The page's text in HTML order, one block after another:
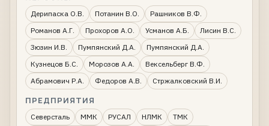
Дерипаска О.В. Потанин В.О.
Рашников В.Ф.
Романов А.Г.
Прохоров А.О. Усманов А.Б.
Лисин В.С.
Зюзин И.В.
Пумпянский Д.А.
Пумпянский Д.А.
Кузнецов Б.С.
Морозов А.А.
Вексельберг В.Ф.
Абрамович Р.А.
Федоров А.В. Стржалковский В.И.
ПРЕДПРИЯТИЯ
Северсталь ММК РУСАЛ НЛМК
ТМК